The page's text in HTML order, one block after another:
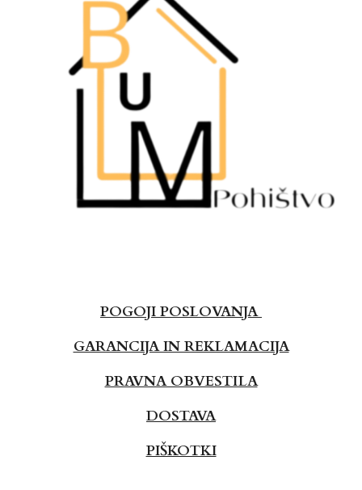
POGOJI POSLOVANJA
GARANCIJA IN REKLAMACIJA
PRAVNA OBVESTILA
DOSTAVA
PIŠKOTKI